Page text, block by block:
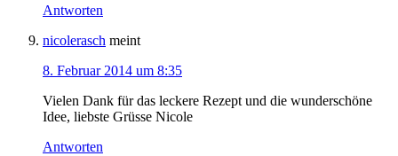
Antworten
nicolerasch meint
8. Februar 2014 um 8:35
Vielen Dank für das leckere Rezept und die wunderschöne
Idee, liebste Grüsse Nicole
Antworten